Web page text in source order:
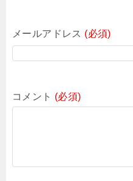
メールアドレス (必須)
コメント (必須)